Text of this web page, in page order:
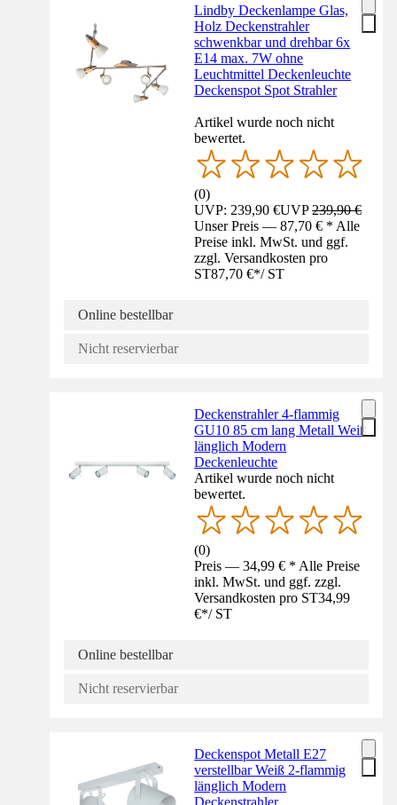
Lindby Deckenlampe Glas,
Holz Deckenstrahler
schwenkbar und drehbar 6x
E14 max. 7W ohne
Leuchtmittel Deckenleuchte
Deckenspot Spot Strahler
Artikel wurde noch nicht
bewertet.
(0)
UVP: 239,90 €UVP239,90 €
Unser Preis — 87,70 € * Alle
Preise inkl. MwSt. und ggf.
zzgl. Versandkosten pro
ST87,70 €*/ ST
Online bestellbar
Nicht reservierbar
Deckenstrahler 4-flammig
GU10 85 cm lang Metall Weiß
länglich Modern
Deckenleuchte
Artikel wurde noch nicht
bewertet.
(0)
Preis — 34,99 € * Alle Preise
inkl. MwSt. und ggf. zzgl.
Versandkosten pro ST34,99
€*/ ST
Online bestellbar
Nicht reservierbar
Deckenspot Metall E27
verstellbar Weiß 2-flammig
länglich Modern
Deckenstrahler